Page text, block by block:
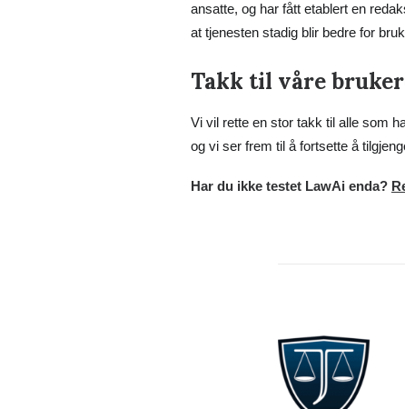
ansatte, og har fått etablert en
at tjenesten stadig blir bedre for
Takk til våre
Vi vil rette en stor takk til alle som
og vi ser frem til å fortsette å
Har du ikke testet LawAi enda?